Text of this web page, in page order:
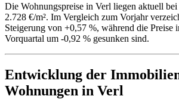
Die Wohnungspreise in Verl liegen aktuell
2.728 €/m². Im Vergleich zum Vorjahr
Steigerung von +0,57 %, während die Preise
Vorquartal um -0,92 % gesunken sind.
Entwicklung der
Wohnungen in Verl